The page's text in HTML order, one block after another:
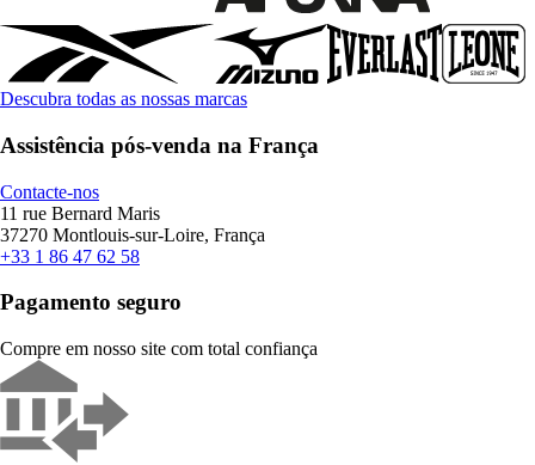
Descubra todas as nossas marcas
Assistência pós-venda na França
Contacte-nos
11 rue Bernard Maris
37270 Montlouis-sur-Loire, França
+33 1 86 47 62 58
Pagamento seguro
Compre em nosso site com total confiança